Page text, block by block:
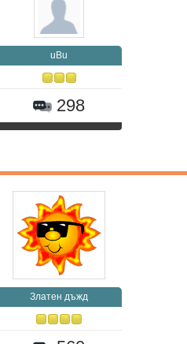
uBu
298
Златен дъжд